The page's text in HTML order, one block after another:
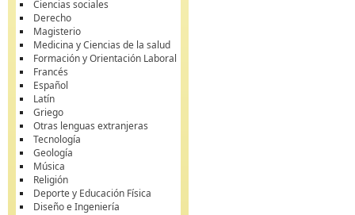
Ciencias sociales
Derecho
Magisterio
Medicina y Ciencias de la salud
Formación y Orientación Laboral
Francés
Español
Latín
Griego
Otras lenguas extranjeras
Tecnología
Geología
Música
Religión
Deporte y Educación Física
Diseño e Ingeniería